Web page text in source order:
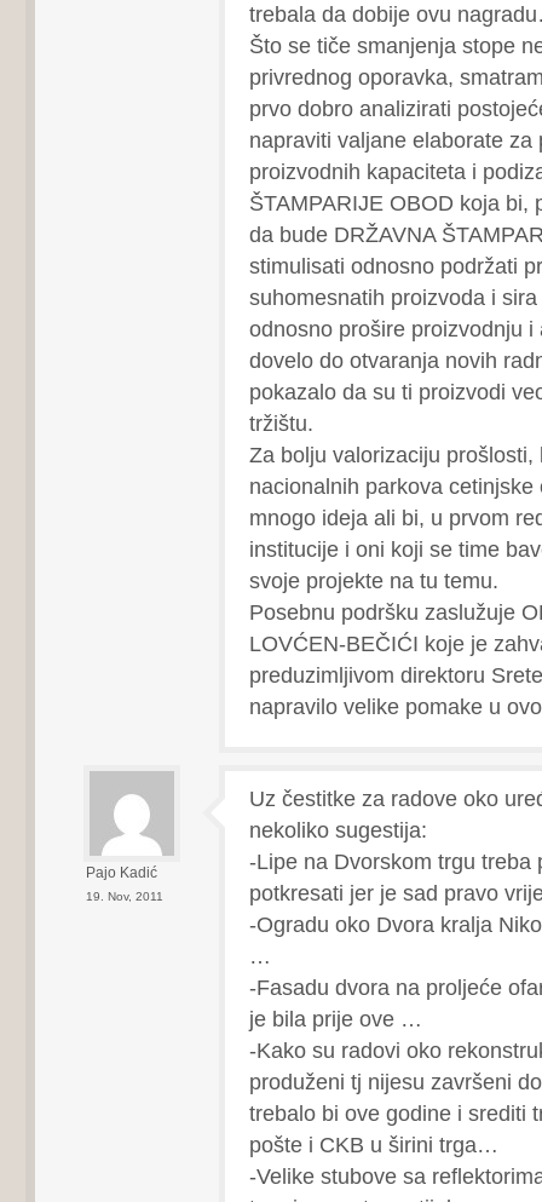
trebala da dobije ovu
Što se tiče smanjenja stope
privrednog oporavka,
prvo dobro analizirati
napraviti valjane elaborate za
proizvodnih kapaciteta i
ŠTAMPARIJE OBOD koja bi,
da bude DRŽAVNA
stimulisati odnosno podržati
suhomesnatih proizvoda i
odnosno prošire proizvodnju i
dovelo do otvaranja novih
pokazalo da su ti proizvodi
tržištu.
Za bolju valorizaciju prošlosti,
nacionalnih parkova cetinjske
mnogo ideja ali bi, u prvom
institucije i oni koji se time
svoje projekte na tu temu.
Posebnu podršku zaslužuje
LOVĆEN-BEČIĆI koje je
preduzimljivom direktoru
napravilo velike pomake u
Pajo Kadić
19. Nov, 2011
Uz čestitke za radove oko
nekoliko sugestija:
-Lipe na Dvorskom trgu treba
potkresati jer je sad pravo
-Ogradu oko Dvora kralja
…
-Fasadu dvora na proljeće
je bila prije ove …
-Kako su radovi oko
produženi tj nijesu završeni
trebalo bi ove godine i srediti
pošte i CKB u širini trga…
-Velike stubove sa